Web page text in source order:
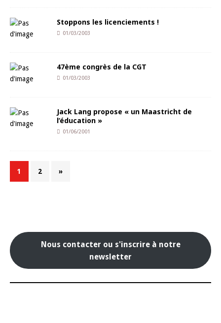
Stoppons les licenciements !
01/03/2003
47ème congrès de la CGT
01/03/2003
Jack Lang propose « un Maastricht de
l’éducation »
01/06/2001
1 2 »
Nous contacter ou s'inscrire à notre
newsletter